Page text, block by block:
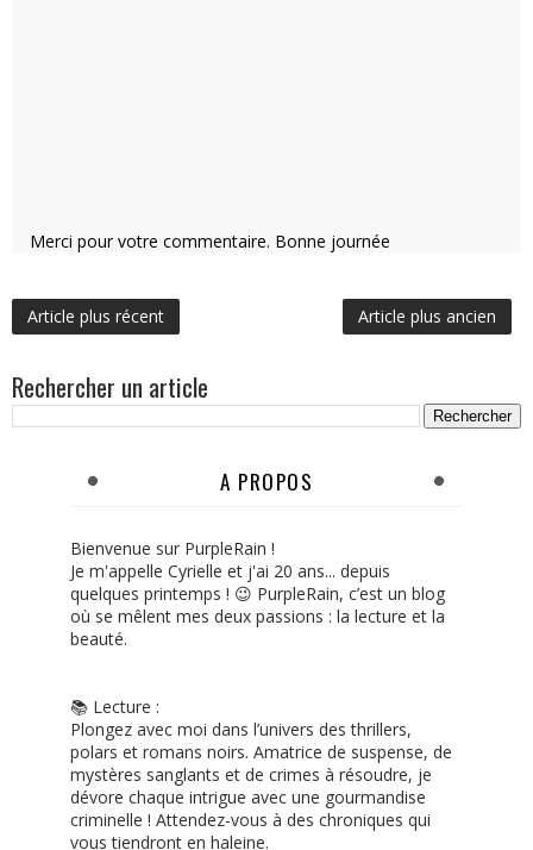
Merci pour votre commentaire. Bonne journée
Article plus récent Article plus ancien
Rechercher un article
A PROPOS
Bienvenue sur PurpleRain !
Je m'appelle Cyrielle et j'ai 20 ans... depuis
quelques printemps ! 😉 PurpleRain, c’est un blog
où se mêlent mes deux passions : la lecture et la
beauté.
📚 Lecture :
Plongez avec moi dans l’univers des thrillers,
polars et romans noirs. Amatrice de suspense, de
mystères sanglants et de crimes à résoudre, je
dévore chaque intrigue avec une gourmandise
criminelle ! Attendez-vous à des chroniques qui
vous tiendront en haleine.